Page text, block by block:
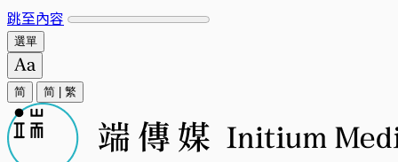
跳至內容
選單
简 简 繁